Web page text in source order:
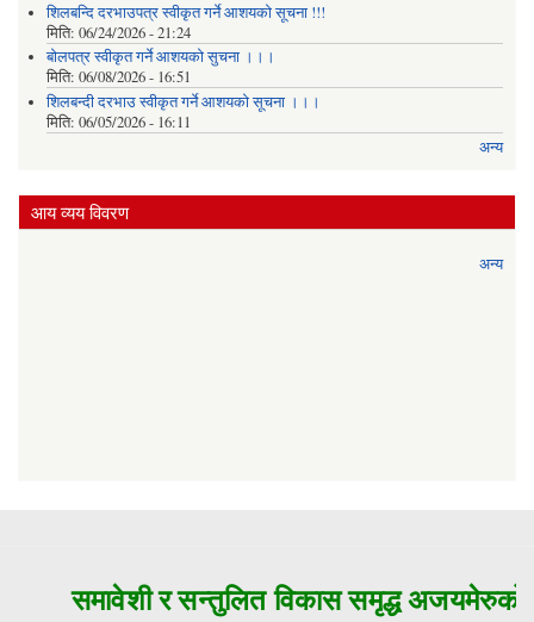
शिलबन्दि दरभाउपत्र स्वीकृत गर्ने आशयकाे सूचना !!!
मिति: 06/24/2026 - 21:24
बोलपत्र स्वीकृत गर्ने आशयको सुचना ।।।
मिति: 06/08/2026 - 16:51
शिलबन्दी दरभाउ स्वीकृत गर्ने आशयको सूचना ।।।
मिति: 06/05/2026 - 16:11
अन्य
आय व्यय विवरण
अन्य
समावेशी र सन्तुलित विकास समृद्ध अजयमेरुको